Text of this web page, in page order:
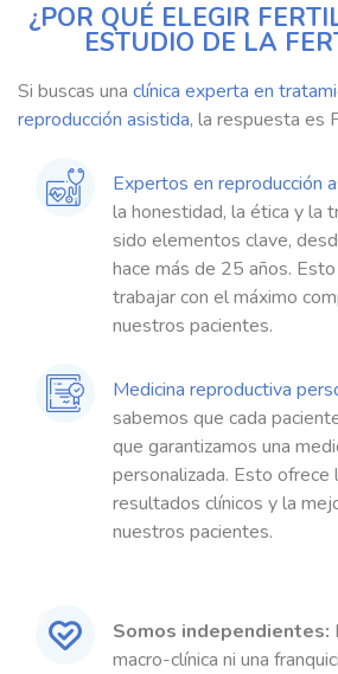
¿POR QUÉ ELEGIR
ESTUDIO DE LA
Si buscas una clínica experta en
reproducción asistida, la respuesta es
Expertos en reproducción
la honestidad, la ética y la
sido elementos clave,
hace más de 25 años.
trabajar con el máximo
nuestros pacientes.
Medicina reproductiva
sabemos que cada
que garantizamos una
personalizada. Esto ofrece
resultados clínicos y la
nuestros pacientes.
Somos independientes:
macro-clínica ni una